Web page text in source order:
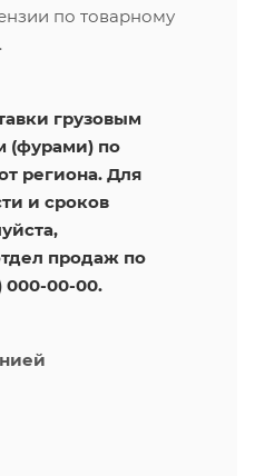
по товарному
грузовым
(фурами) по
региона. Для
и сроков
продаж по
000-00-00.